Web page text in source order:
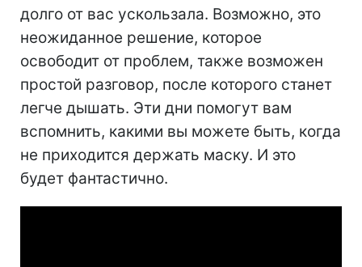
долго от вас ускользала. Возможно, это
неожиданное решение, которое
освободит от проблем, также возможен
простой разговор, после которого станет
легче дышать. Эти дни помогут вам
вспомнить, какими вы можете быть, когда
не приходится держать маску. И это
будет фантастично.